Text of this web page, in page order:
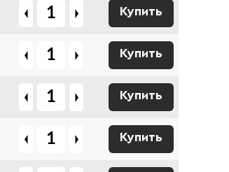
Купить
Купить
Купить
Купить